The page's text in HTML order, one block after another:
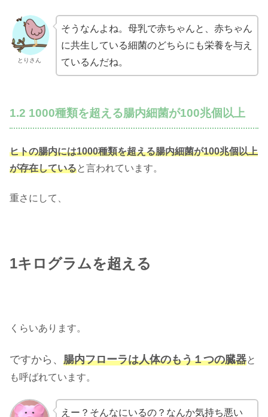
とりさん
そうなんよね。母乳で赤ちゃんと、赤ちゃん
に共生している細菌のどちらにも栄養を与え
ているんだね。
1.2 1000種類を超える腸内細菌が100兆個以上
ヒトの腸内には1000種類を超える腸内細菌が100兆個以上
が存在していると言われています。
重さにして、
1キログラムを超える
くらいあります。
ですから、 腸内フローラは人体のもう１つの臓器と
も呼ばれています。
えー？そんなにいるの？なんか気持ち悪い